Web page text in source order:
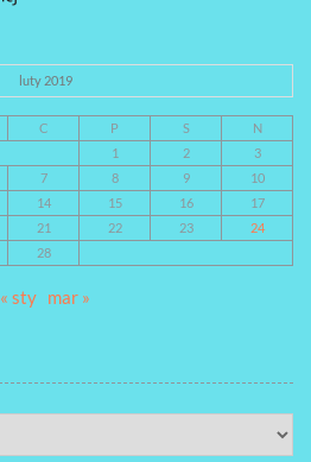
luty 2019
C P S
N
1
2
3
7 8 9
10
14 15 16
17
21 22 23
24
28
« sty mar »